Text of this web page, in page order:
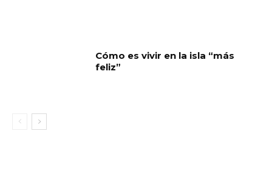
Cómo es vivir en la isla “más
feliz”